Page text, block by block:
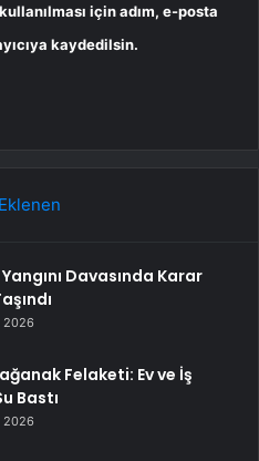
için adım, e-posta
kaydedilsin.
Davasında Karar
2026
Felaketi: Ev ve İş
Bastı
2026